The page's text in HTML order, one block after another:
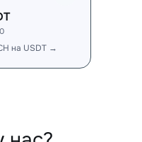
на USDT →